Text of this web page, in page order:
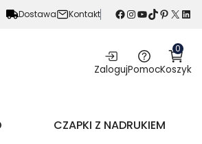
Dostawa Kontakt Facebook InstagramYouTube TikTok Pinterest X LinkedIn
ZalogujPomoc
0
Koszyk
CZAPKI Z NADRUKIEM